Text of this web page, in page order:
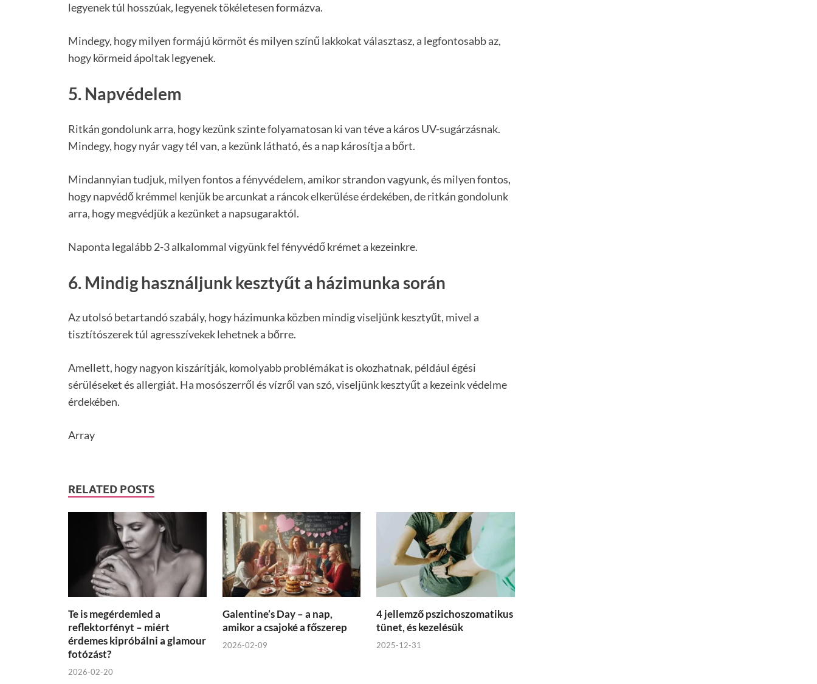
legyenek túl hosszúak, legyenek tökéletesen formázva.
Mindegy, hogy milyen formájú körmöt és milyen színű lakkokat választasz, a legfontosabb az,
hogy körmeid ápoltak legyenek.
5. Napvédelem
Ritkán gondolunk arra, hogy kezünk szinte folyamatosan ki van téve a káros UV-sugárzásnak.
Mindegy, hogy nyár vagy tél van, a kezünk látható, és a nap károsítja a bőrt.
Mindannyian tudjuk, milyen fontos a fényvédelem, amikor strandon vagyunk, és milyen fontos,
hogy napvédő krémmel kenjük be arcunkat a ráncok elkerülése érdekében, de ritkán gondolunk
arra, hogy megvédjük a kezünket a napsugaraktól.
Naponta legalább 2-3 alkalommal vigyünk fel fényvédő krémet a kezeinkre.
6. Mindig használjunk kesztyűt a házimunka során
Az utolsó betartandó szabály, hogy házimunka közben mindig viseljünk kesztyűt, mivel a
tisztítószerek túl agresszívekek lehetnek a bőrre.
Amellett, hogy nagyon kiszárítják, komolyabb problémákat is okozhatnak, például égési
sérüléseket és allergiát. Ha mosószerről és vízről van szó, viseljünk kesztyűt a kezeink védelme
érdekében.
Array
RELATED POSTS
Te is megérdemled a
reflektorfényt – miért
érdemes kipróbálni a glamour
fotózást?
2026-02-20
Galentine’s Day – a nap,
amikor a csajoké a főszerep
2026-02-09
4 jellemző pszichoszomatikus
tünet, és kezelésük
2025-12-31